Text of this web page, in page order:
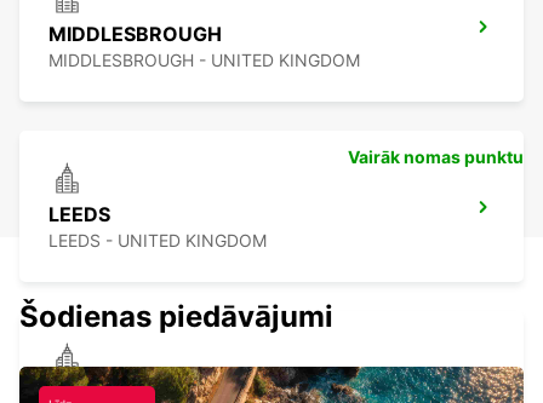
MIDDLESBROUGH
MIDDLESBROUGH - UNITED KINGDOM
LEEDS
LEEDS - UNITED KINGDOM
EDINBURGH ST JAMES WAVERLEY MAIN
Vairāk nomas punktu
Šodienas piedāvājumi